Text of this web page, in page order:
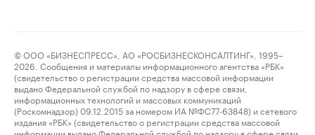
© ООО «БИЗНЕСПРЕСС», АО «РОСБИЗНЕСКОНСАЛТИНГ», 1995–
2026. Сообщения и материалы информационного агентства «РБК»
(свидетельство о регистрации средства массовой информации
выдано Федеральной службой по надзору в сфере связи,
информационных технологий и массовых коммуникаций
(Роскомнадзор) 09.12.2015 за номером ИА №ФС77-63848) и сетевого
издания «РБК» (свидетельство о регистрации средства массовой